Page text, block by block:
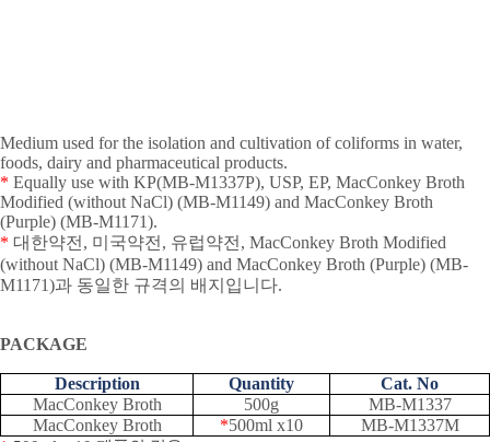
Medium used for the isolation and cultivation of coliforms in water,
foods, dairy and pharmaceutical products.
* Equally use with KP(MB-M1337P), USP, EP, MacConkey Broth
Modified (without NaCl) (MB-M1149) and MacConkey Broth
(Purple) (MB-M1171).
* 대한약전 , 미국약전 , 유럽약전 , MacConkey Broth Modified
(without NaCl) (MB-M1149) and MacConkey Broth (Purple) (MB-
M1171)과 동일한 규격의 배지입니다.
PACKAGE
Description Quantity
Cat. No
MacConkey Broth
500g
MB-M1337
MacConkey Broth
*500ml x10 MB-M1337M